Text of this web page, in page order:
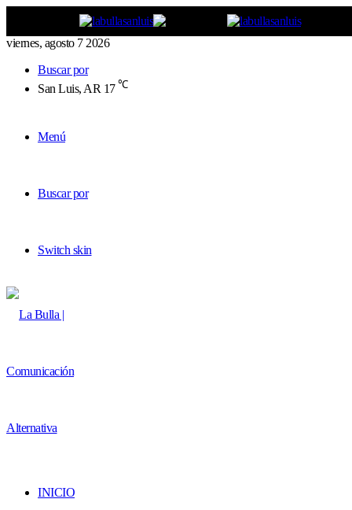
viernes, agosto 7 2026
Buscar por
San Luis, AR 17 ℃
Menú
Buscar por
Switch skin
INICIO